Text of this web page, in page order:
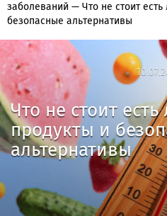
заболеваний — Что не стоит
безопасные альтернативы
Что не стоит
продукты и
альтернативы